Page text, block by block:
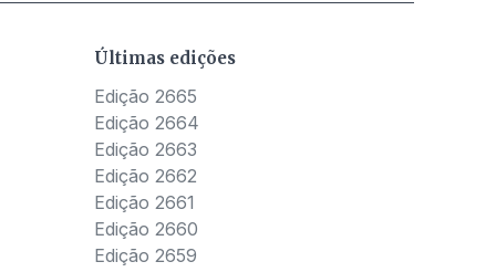
Últimas edições
Edição 2665
Edição 2664
Edição 2663
Edição 2662
Edição 2661
Edição 2660
Edição 2659